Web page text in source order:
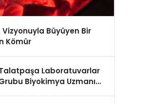
Vizyonuyla Büyüyen Bir
Kömür
Laboratuvarlar
Biyokimya Uzmanı